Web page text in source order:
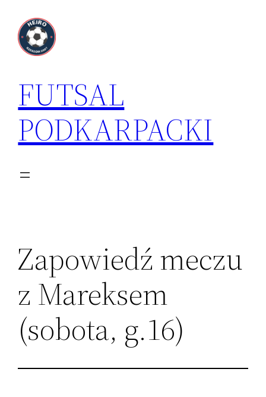
treści
FUTSAL
PODKARPACKI
Zapowiedź meczu
z Mareksem
(sobota, g.16)